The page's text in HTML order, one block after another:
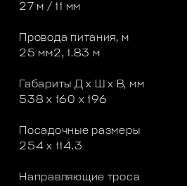
27 м / 11 мм
Провода питания, м
25 мм2, 1.83 м
Габариты Д х Ш х В, мм
538 x 160 x 196
Посадочные размеры
254 х 114.3
Направляющие троса